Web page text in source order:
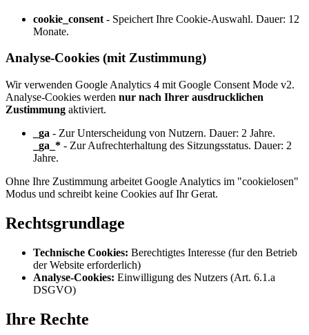
cookie_consent - Speichert Ihre Cookie-Auswahl. Dauer: 12
Monate.
Analyse-Cookies (mit Zustimmung)
Wir verwenden Google Analytics 4 mit Google Consent Mode v2.
Analyse-Cookies werden nur nach Ihrer ausdrucklichen
Zustimmung aktiviert.
_ga - Zur Unterscheidung von Nutzern. Dauer: 2 Jahre.
_ga_* - Zur Aufrechterhaltung des Sitzungsstatus. Dauer: 2
Jahre.
Ohne Ihre Zustimmung arbeitet Google Analytics im "cookielosen"
Modus und schreibt keine Cookies auf Ihr Gerat.
Rechtsgrundlage
Technische Cookies: Berechtigtes Interesse (fur den Betrieb
der Website erforderlich)
Analyse-Cookies: Einwilligung des Nutzers (Art. 6.1.a
DSGVO)
Ihre Rechte